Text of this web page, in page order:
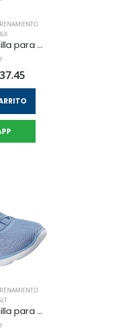
skechers - zapatilla para entrenamiento bobs infinity para mujer
skechers - zapatilla para entrenamiento summits para mujer